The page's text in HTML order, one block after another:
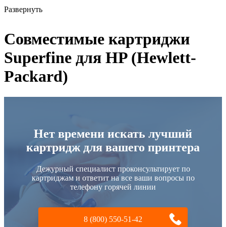
Развернуть
Совместимые картриджи
Superfine для HP (Hewlett-
Packard)
Нет времени искать лучший
картридж для вашего принтера
Дежурный специалист проконсультирует по
картриджам и ответит на все ваши вопросы по
телефону горячей линии
8 (800) 550-51-42